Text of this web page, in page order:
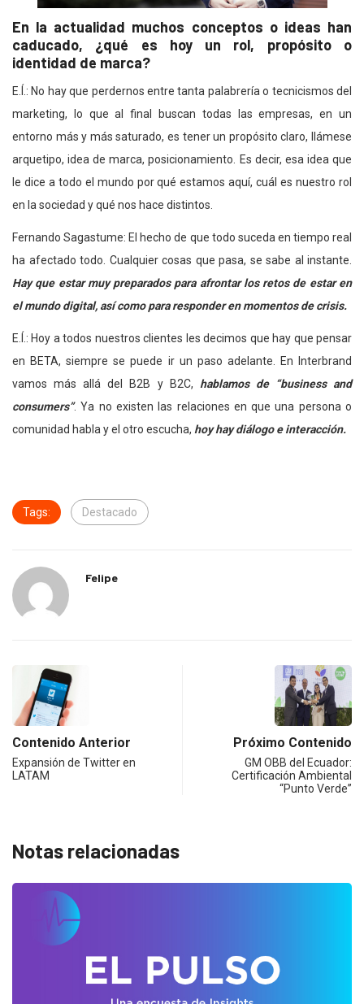
En la actualidad muchos conceptos o ideas han
caducado, ¿qué es hoy un rol, propósito o
identidad de marca?
E.Í.: No hay que perdernos entre tanta palabrería o tecnicismos del
marketing, lo que al final buscan todas las empresas, en un
entorno más y más saturado, es tener un propósito claro, llámese
arquetipo, idea de marca, posicionamiento. Es decir, esa idea que
le dice a todo el mundo por qué estamos aquí, cuál es nuestro rol
en la sociedad y qué nos hace distintos.
Fernando Sagastume: El hecho de que todo suceda en tiempo real
ha afectado todo. Cualquier cosas que pasa, se sabe al instante.
Hay que estar muy preparados para afrontar los retos de estar en
el mundo digital, así como para responder en momentos de crisis.
E.Í.: Hoy a todos nuestros clientes les decimos que hay que pensar
en BETA, siempre se puede ir un paso adelante. En Interbrand
vamos más allá del B2B y B2C, hablamos de “business and
consumers”. Ya no existen las relaciones en que una persona o
comunidad habla y el otro escucha, hoy hay diálogo e interacción.
Tags: Destacado
Felipe
Contenido Anterior
Expansión de Twitter en
LATAM
Próximo Contenido
GM OBB del Ecuador:
Certificación Ambiental
“Punto Verde”
Notas relacionadas